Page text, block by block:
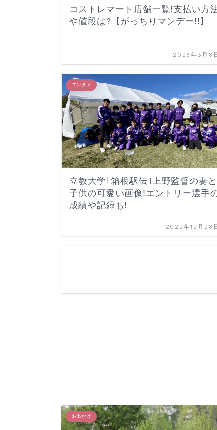
コストレマート店舗一覧!支払い方
や値段は?【がっちりマンデー!!】
2023年3月8
エンタメ
立教大学｢箱根駅伝｣上野監督の妻と
子供の可愛い画像!エントリー選手
成績や記録も!
2022年12月28
お出かけ